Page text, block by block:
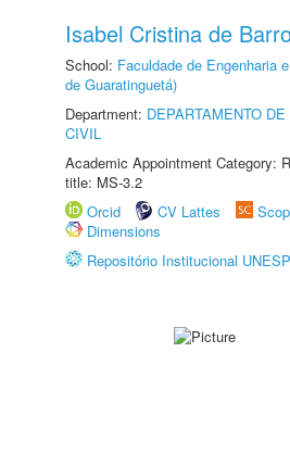
Isabel Cristina de
School: Faculdade de Engenharia
de Guaratinguetá)
Department: DEPARTAMENTO
CIVIL
Academic Appointment Category:
title: MS-3.2
Orcid
CV Lattes
Dimensions
Repositório Institucional UNESP